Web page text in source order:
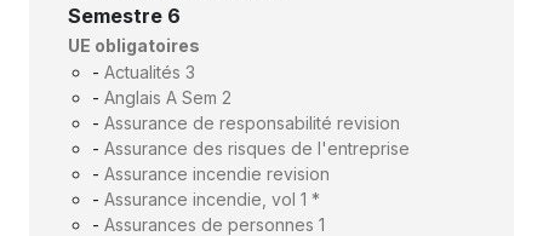
Semestre 6
UE obligatoires
- Actualités 3
- Anglais A Sem 2
- Assurance de responsabilité revision
- Assurance des risques de l'entreprise
- Assurance incendie revision
- Assurance incendie, vol 1 *
- Assurances de personnes 1